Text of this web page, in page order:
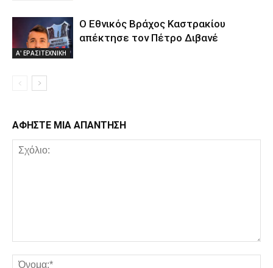
Α' ΕΡΑΣΙΤΕΧΝΙΚΗ
Ο Εθνικός Βράχος Καστρακίου
απέκτησε τον Πέτρο Διβανέ
ΑΦΗΣΤΕ ΜΙΑ ΑΠΑΝΤΗΣΗ